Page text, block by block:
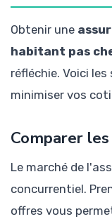
Obtenir une
habitant pas
réfléchie. Voici
minimiser vos
Comparer
Le marché de
concurrentiel.
offres vous